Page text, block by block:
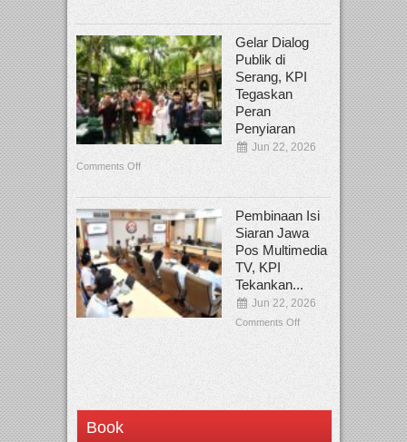
Gelar Dialog
Publik di
Serang, KPI
Tegaskan
Peran
Penyiaran
Jun 22, 2026
Comments Off
Pembinaan Isi
Siaran Jawa
Pos Multimedia
TV, KPI
Tekankan...
Jun 22, 2026
Comments Off
Book